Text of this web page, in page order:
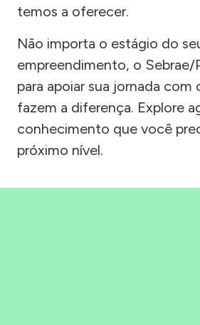
temos a oferecer.
Não importa o estágio do
empreendimento, o Sebrae/
para apoiar sua jornada
fazem a diferença. Explore
conhecimento que você
próximo nível.